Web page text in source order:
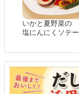
いかと夏野菜の
塩にんにくソテー